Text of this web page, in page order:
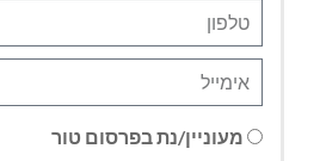
מעוניין/נת בפרסום טור